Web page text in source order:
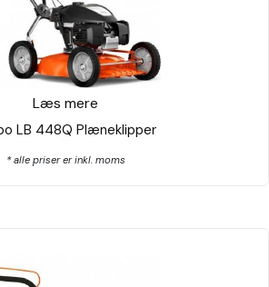
LB 448Q Plæneklipper
Læs mere
* alle priser er inkl. moms